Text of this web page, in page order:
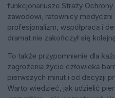
funkcjonariusze Straży
zawodowi, ratownicy medyczni
profesjonalizm, współpraca i
dramat nie zakończył się
To także przypomnienie dla
zagrożenia życie człowieka
pierwszych minut i od decyzji
Warto wiedzieć, jak udzielić